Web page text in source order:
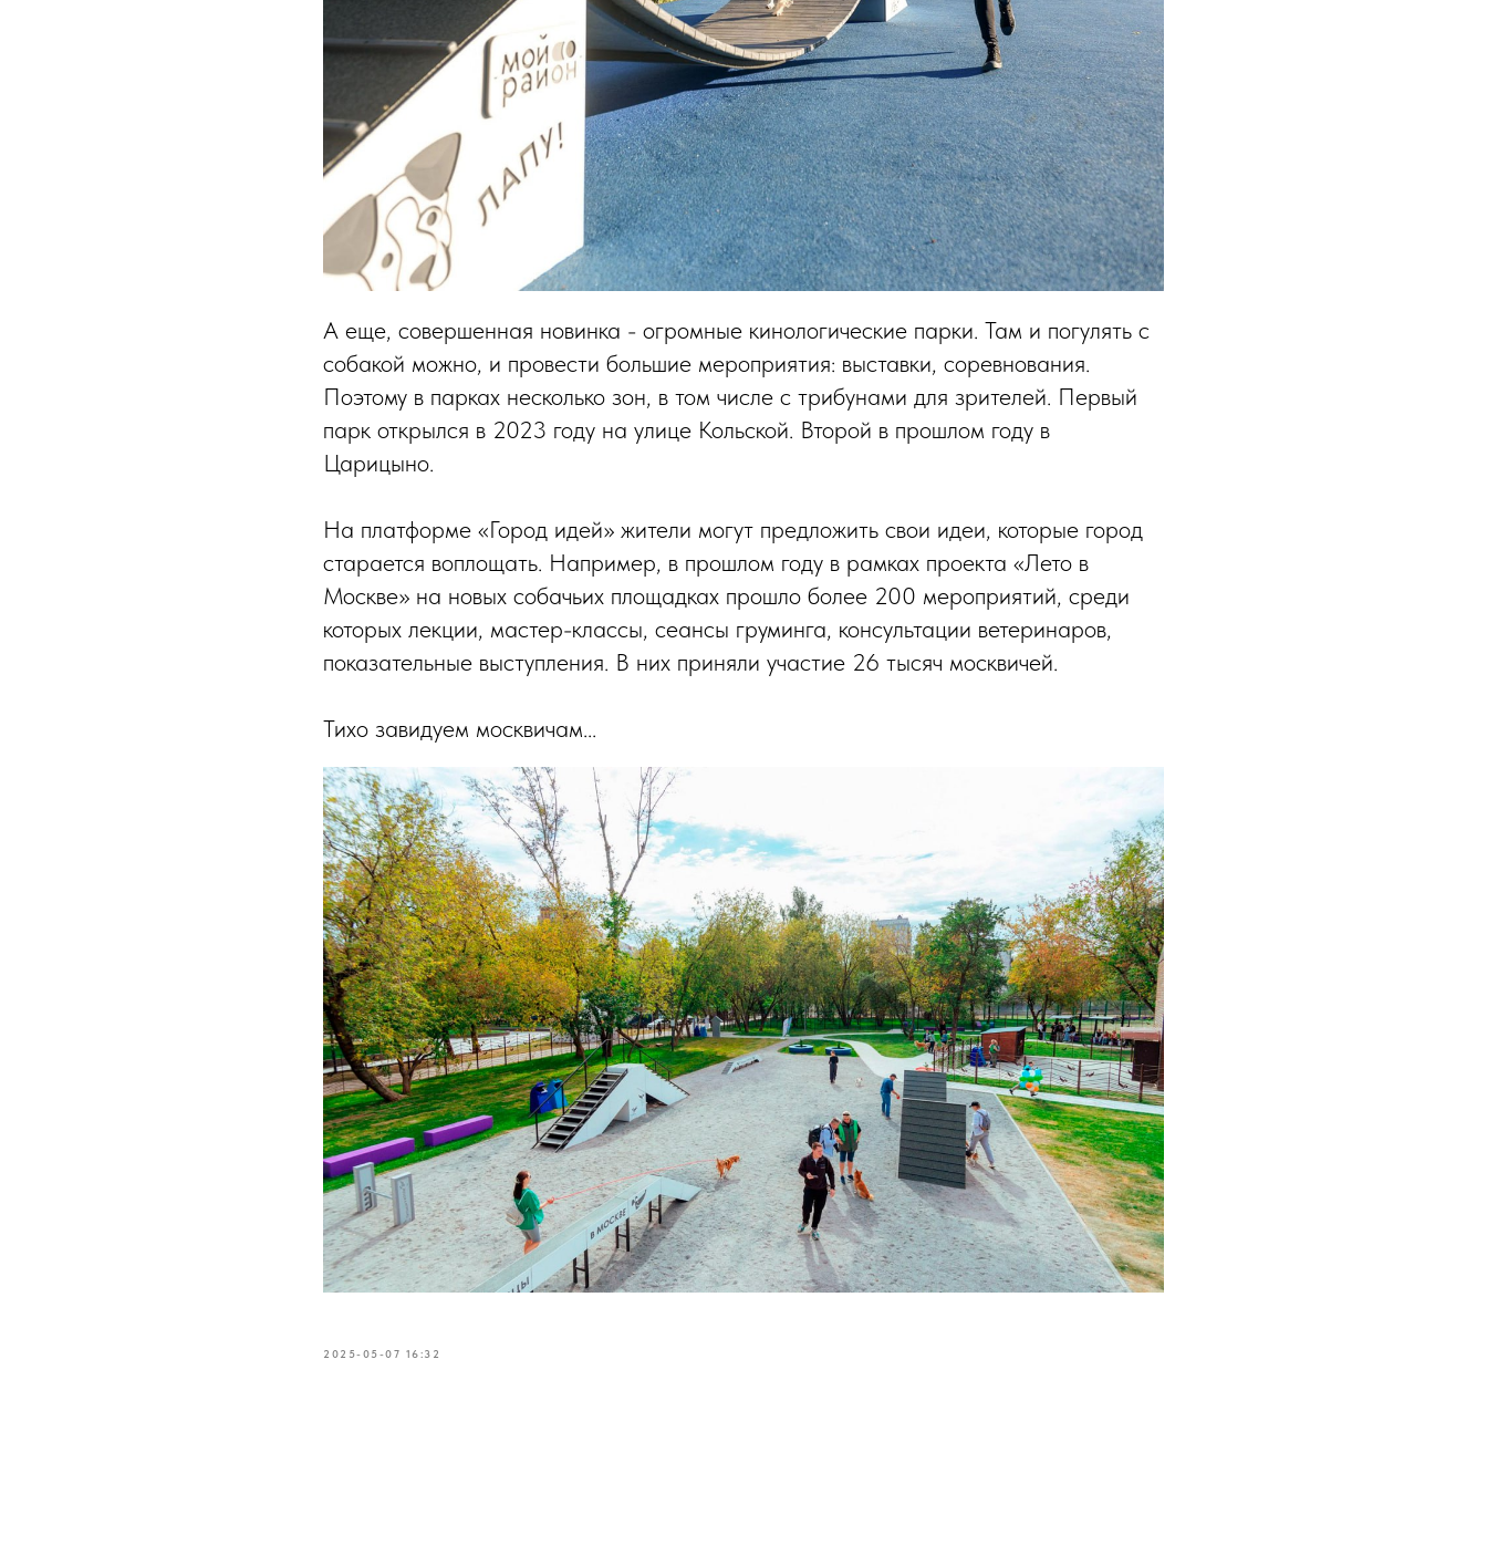
А еще, совершенная новинка - огромные кинологические парки. Там и погулять с
собакой можно, и провести большие мероприятия: выставки, соревнования.
Поэтому в парках несколько зон, в том числе с трибунами для зрителей. Первый
парк открылся в 2023 году на улице Кольской. Второй в прошлом году в
Царицыно.
На платформе «Город идей» жители могут предложить свои идеи, которые город
старается воплощать. Например, в прошлом году в рамках проекта «Лето в
Москве» на новых собачьих площадках прошло более 200 мероприятий, среди
которых лекции, мастер-классы, сеансы груминга, консультации ветеринаров,
показательные выступления. В них приняли участие 26 тысяч москвичей.
Тихо завидуем москвичам...
2025-05-07 16:32